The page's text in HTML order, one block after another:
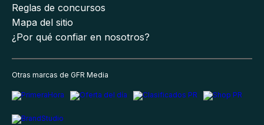
Reglas de concursos
Mapa del sitio
¿Por qué confiar en nosotros?
Otras marcas de GFR Media